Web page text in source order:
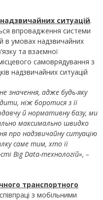
ситуацій.
впровадження системи
в умовах надзвичайних
та взаємної
самоврядування з
надзвичайних ситуацій
значення, адже будь-яку
ніж боротися з її
й нормативну базу, ми
максимально швидко
про надзвичайну ситуацію
саме тим, хто її
Big Data-технологій», –
транспортного
з мобільними